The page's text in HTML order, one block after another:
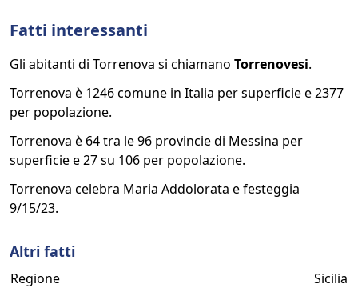
Fatti interessanti
Gli abitanti di Torrenova si chiamano Torrenovesi.
Torrenova è 1246 comune in Italia per superficie e 2377
per popolazione.
Torrenova è 64 tra le 96 provincie di Messina per
superficie e 27 su 106 per popolazione.
Torrenova celebra Maria Addolorata e festeggia
9/15/23.
Altri fatti
Regione
Sicilia